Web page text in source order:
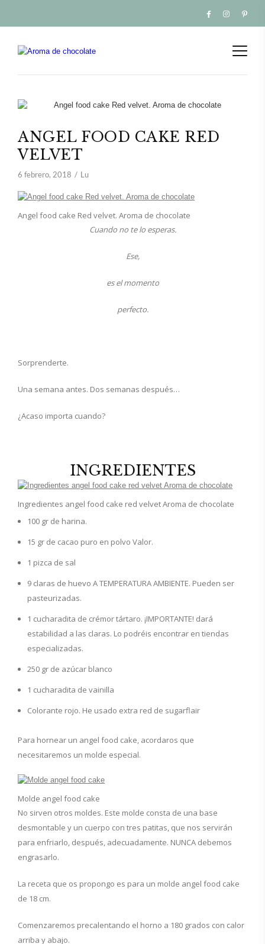
ANGEL FOOD CAKE RED
VELVET
6 febrero, 2018 Lu
Angel food cake Red velvet. Aroma de chocolate
Cuando no te lo esperas.
Ese,
es el momento
perfecto.
Sorprenderte.
Una semana antes. Dos semanas después…
¿Acaso importa cuando?
INGREDIENTES
Ingredientes angel food cake red velvet Aroma de chocolate
100 gr de harina.
15 gr de cacao puro en polvo Valor.
1 pizca de sal
9 claras de huevo A TEMPERATURA AMBIENTE. Pueden ser
pasteurizadas.
1 cucharadita de crémor tártaro. ¡IMPORTANTE! dará
estabilidad a las claras. Lo podréis encontrar en tiendas
especializadas.
250 gr de azúcar blanco
1 cucharadita de vainilla
Colorante rojo. He usado extra red de sugarflair
Para hornear un angel food cake, acordaros que
necesitaremos un molde especial.
Molde angel food cake
No sirven otros moldes. Este molde consta de una base
desmontable y un cuerpo con tres patitas, que nos servirán
para enfriarlo, después, adecuadamente. NUNCA debemos
engrasarlo.
La receta que os propongo es para un molde angel food cake
de 18 cm.
Comenzaremos precalentando el horno a 180 grados con calor
arriba y abajo.